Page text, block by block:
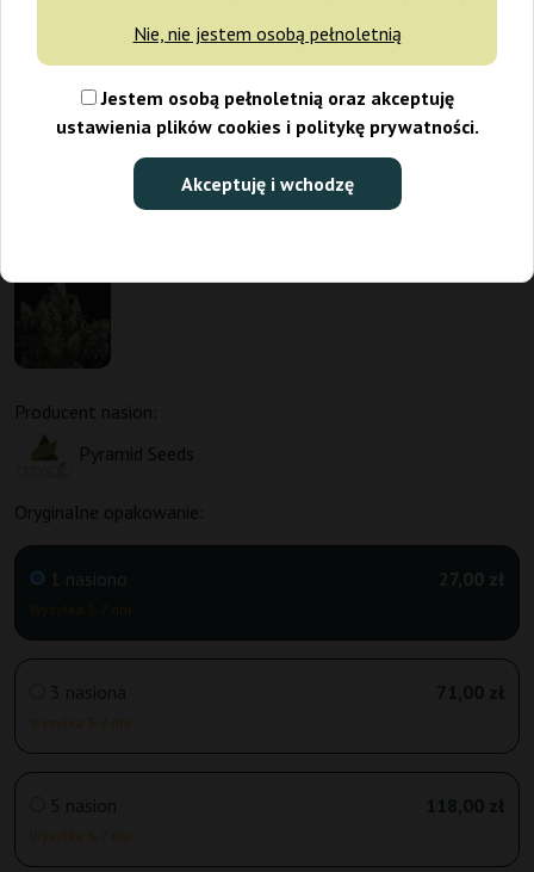
Nie, nie jestem osobą pełnoletnią
Jestem osobą pełnoletnią oraz akceptuję
ustawienia plików cookies i politykę prywatności.
Akceptuję i wchodzę
Producent nasion:
Pyramid Seeds
Oryginalne opakowanie:
1 nasiono
Wysyłka 3-7 dni
27,00 zł
3 nasiona
Wysyłka 3-7 dni
71,00 zł
5 nasion
Wysyłka 3-7 dni
118,00 zł